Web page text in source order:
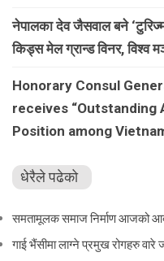
नेपालका देव जैसवाल बने
किड्स मेल ग्रान्ड विनर, विश्व
Honorary Consul
receives “Outstanding
Position among
धेरैले पढेको
समतामूलक समाज निर्माण आजको
गाई भैंसीमा लाग्ने प्रमुख रोगहरु वारे